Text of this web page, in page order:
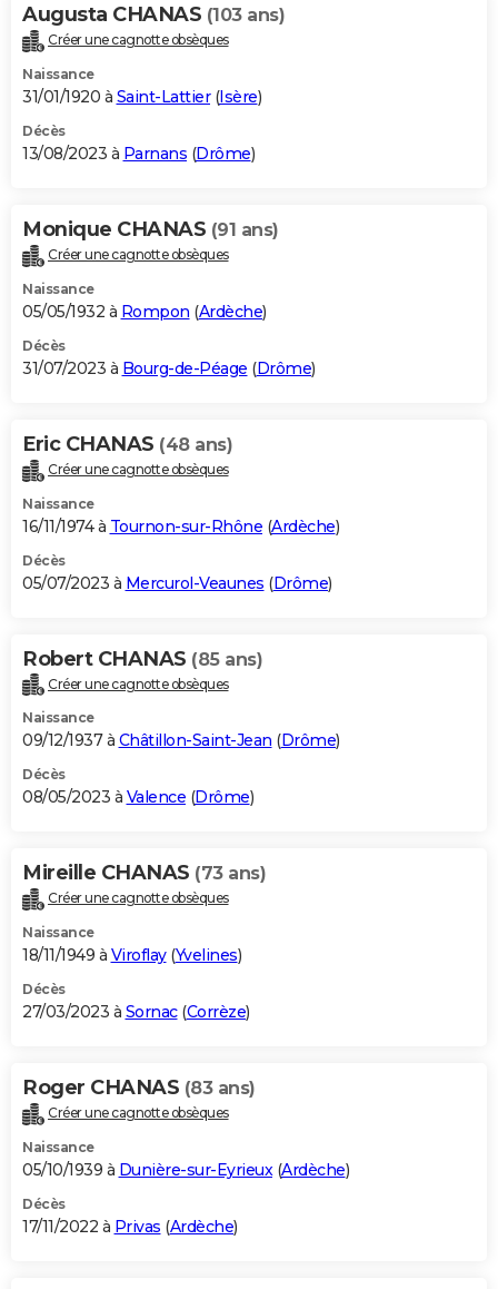
Augusta CHANAS (103 ans)
Créer une cagnotte obsèques
Naissance
31/01/1920 à Saint-Lattier(Isère)
Décès
13/08/2023 à Parnans (Drôme)
Monique CHANAS (91 ans)
Créer une cagnotte obsèques
Naissance
05/05/1932 à Rompon (Ardèche)
Décès
31/07/2023 à Bourg-de-Péage (Drôme)
Eric CHANAS (48 ans)
Créer une cagnotte obsèques
Naissance
16/11/1974 à Tournon-sur-Rhône (Ardèche)
Décès
05/07/2023 à Mercurol-Veaunes (Drôme)
Robert CHANAS (85 ans)
Créer une cagnotte obsèques
Naissance
09/12/1937 à Châtillon-Saint-Jean (Drôme)
Décès
08/05/2023 à Valence (Drôme)
Mireille CHANAS (73 ans)
Créer une cagnotte obsèques
Naissance
18/11/1949 à Viroflay(Yvelines)
Décès
27/03/2023 à Sornac(Corrèze)
Roger CHANAS (83 ans)
Créer une cagnotte obsèques
Naissance
05/10/1939 à Dunière-sur-Eyrieux(Ardèche)
Décès
17/11/2022 à Privas (Ardèche)